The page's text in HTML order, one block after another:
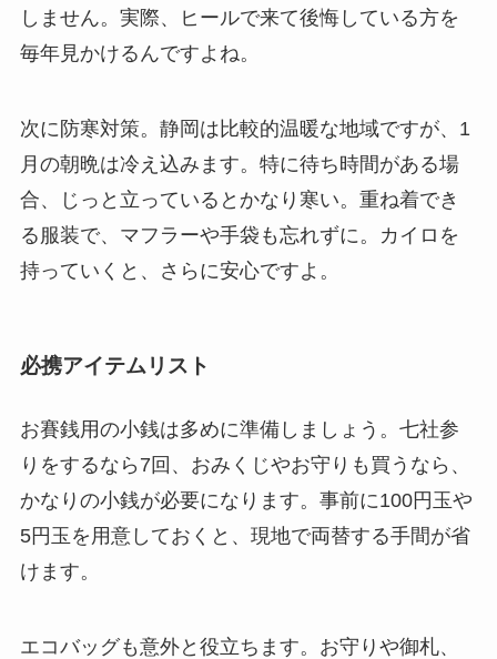
しません。実際、ヒールで来て後悔している方を
毎年見かけるんですよね。
次に防寒対策。静岡は比較的温暖な地域ですが、1
月の朝晩は冷え込みます。特に待ち時間がある場
合、じっと立っているとかなり寒い。重ね着でき
る服装で、マフラーや手袋も忘れずに。カイロを
持っていくと、さらに安心ですよ。
必携アイテムリスト
お賽銭用の小銭は多めに準備しましょう。七社参
りをするなら7回、おみくじやお守りも買うなら、
かなりの小銭が必要になります。事前に100円玉や
5円玉を用意しておくと、現地で両替する手間が省
けます。
エコバッグも意外と役立ちます。お守りや御札、